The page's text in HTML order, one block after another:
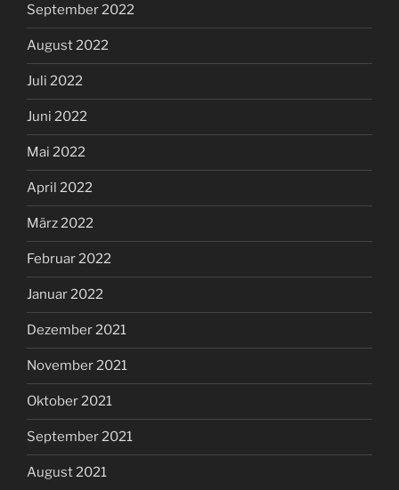
September 2022
August 2022
Juli 2022
Juni 2022
Mai 2022
April 2022
März 2022
Februar 2022
Januar 2022
Dezember 2021
November 2021
Oktober 2021
September 2021
August 2021